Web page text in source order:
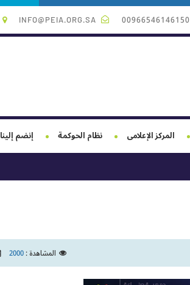
00966546146150
INFO@PEIA.ORG.SA
المركز الإعلامى نظام الحوكمة
إنضم إلينا
المشاهدة :2000